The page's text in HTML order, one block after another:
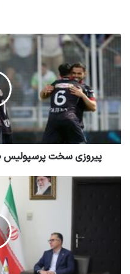
پیروزی سخت پرسپولیس ۱۰ نفره با درخشش ستاره ازبک